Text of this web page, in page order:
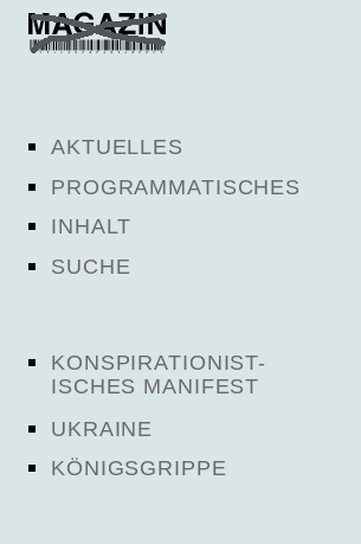
AKTUELLES
PROGRAMMATISCHES
INHALT
SUCHE
KONSPIRATIONIST-
ISCHES MANIFEST
UKRAINE
KÖNIGSGRIPPE